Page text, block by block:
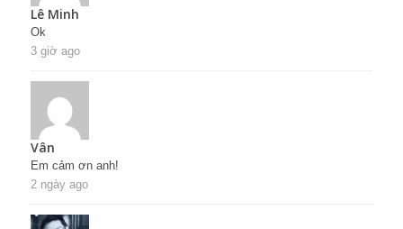
Lê Minh
Ok
3 giờ ago
Vân
Em cảm ơn anh!
2 ngày ago